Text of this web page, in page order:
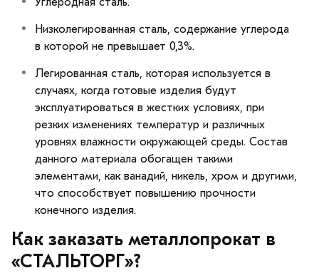
Низколегированная сталь, содержание углерода
в которой не превышает 0,3%.
Легированная сталь, которая используется в
случаях, когда готовые изделия будут
эксплуатироваться в жестких условиях, при
резких изменениях температур и различных
уровнях влажности окружающей среды. Состав
данного материала обогащен такими
элементами, как ванадий, никель, хром и другими,
что способствует повышению прочности
конечного изделия.
Как заказать металлопрокат в
«СТАЛЬТОРГ»?